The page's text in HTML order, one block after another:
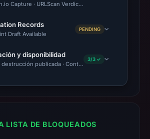
Capture · URLScan Verdict · VirusTotal · Google
Records
Draft Available
PENDING
y disponibilidad
destrucción publicada · Content Observed
3/3 ✓
LISTA DE BLOQUEADOS